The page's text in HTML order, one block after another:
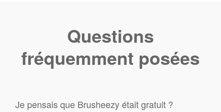
Questions
fréquemment posées
Je pensais que Brusheezy était gratuit ?